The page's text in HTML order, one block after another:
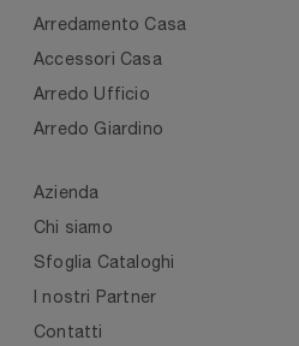
Arredamento Casa
Accessori Casa
Arredo Ufficio
Arredo Giardino
Azienda
Chi siamo
Sfoglia Cataloghi
I nostri Partner
Contatti